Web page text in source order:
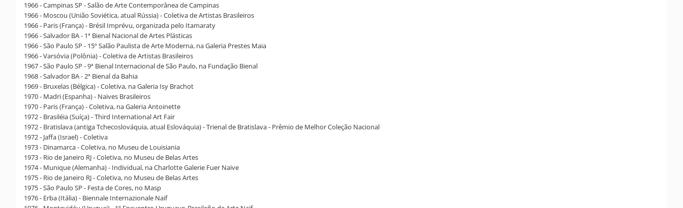
1966 - Campinas SP - Salão de Arte Contemporânea de Campinas
1966 - Moscou (União Soviética, atual Rússia) - Coletiva de Artistas Brasileiros
1966 - Paris (França) - Brésil Imprévu, organizada pelo Itamaraty
1966 - Salvador BA - 1ª Bienal Nacional de Artes Plásticas
1966 - São Paulo SP - 15º Salão Paulista de Arte Moderna, na Galeria Prestes Maia
1966 - Varsóvia (Polônia) - Coletiva de Artistas Brasileiros
1967 - São Paulo SP - 9ª Bienal Internacional de São Paulo, na Fundação Bienal
1968 - Salvador BA - 2ª Bienal da Bahia
1969 - Bruxelas (Bélgica) - Coletiva, na Galeria Isy Brachot
1970 - Madri (Espanha) - Naives Brasileiros
1970 - Paris (França) - Coletiva, na Galeria Antoinette
1972 - Brasiléia (Suíça) - Third International Art Fair
1972 - Bratislava (antiga Tchecoslováquia, atual Eslováquia) - Trienal de Bratislava - Prêmio de Melhor Coleção Nacional
1972 - Jaffa (Israel) - Coletiva
1973 - Dinamarca - Coletiva, no Museu de Louisiania
1973 - Rio de Janeiro RJ - Coletiva, no Museu de Belas Artes
1974 - Munique (Alemanha) - Individual, na Charlotte Galerie Fuer Naive
1975 - Rio de Janeiro RJ - Coletiva, no Museu de Belas Artes
1975 - São Paulo SP - Festa de Cores, no Masp
1976 - Erba (Itália) - Biennale Internazionale Naif